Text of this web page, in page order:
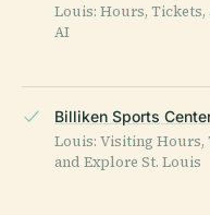
Louis: Hours,
AI
Billiken Sports
Louis: Visiting Hours,
and Explore St. Louis